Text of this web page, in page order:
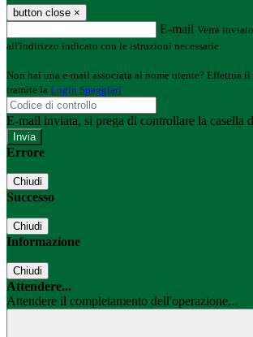
button close ×
E-mail Verrà
all'indirizzo indicato con le istruzioni necessarie.
Non hai una e-mail associata al nome utente? Effettua il
tramite la Login Spaggiari
E-mail inviata, si prega di controllare la casella
Errore
Chiudi
Successo
Chiudi
Informazione
Chiudi
Attendere...
Attendere il completamento dell'operazione...